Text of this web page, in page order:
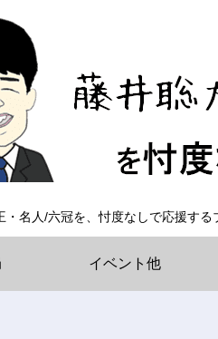
・名人/六冠を、忖度なしで応援す
イベント他